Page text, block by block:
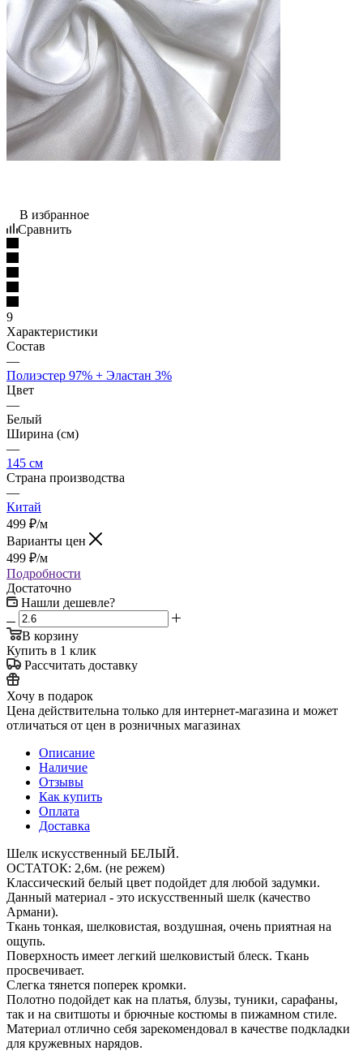
В избранное
Сравнить
9
Характеристики
Состав
—
Полиэстер 97% + Эластан 3%
Цвет
—
Белый
Ширина (см)
—
145 см
Страна производства
—
Китай
499 ₽/м
Варианты цен
499 ₽/м
Подробности
Достаточно
Нашли дешевле?
В корзину
Купить в 1 клик
Рассчитать доставку
Хочу в подарок
Цена действительна только для интернет-магазина и может
отличаться от цен в розничных магазинах
Описание
Наличие
Отзывы
Как купить
Оплата
Доставка
Шелк искусственный БЕЛЫЙ.
ОСТАТОК: 2,6м. (не режем)
Классический белый цвет подойдет для любой задумки.
Данный материал - это искусственный шелк (качество
Армани).
Ткань тонкая, шелковистая, воздушная, очень приятная на
ощупь.
Поверхность имеет легкий шелковистый блеск. Ткань
просвечивает.
Слегка тянется поперек кромки.
Полотно подойдет как на платья, блузы, туники, сарафаны,
так и на свитшоты и брючные костюмы в пижамном стиле.
Материал отлично себя зарекомендовал в качестве подкладки
для кружевных нарядов.